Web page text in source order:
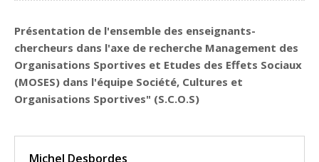
Présentation de l'ensemble des enseignants-
chercheurs dans l'axe de recherche Management des
Organisations Sportives et Etudes des Effets Sociaux
(MOSES) dans l'équipe Société, Cultures et
Organisations Sportives" (S.C.O.S)
Michel Desbordes